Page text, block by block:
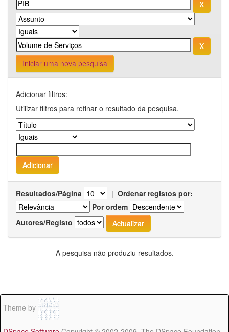
Iniciar uma nova pesquisa
Adicionar filtros:
Utilizar filtros para refinar o resultado da pesquisa.
Resultados/Página | Ordenar registos por:
Por ordem
Autores/Registo
A pesquisa não produziu resultados.
Theme by